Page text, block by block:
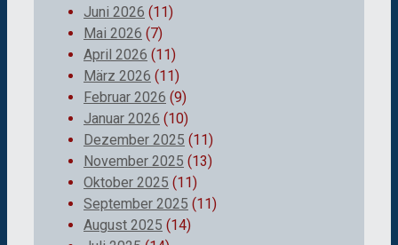
Juni 2026 (11)
Mai 2026 (7)
April 2026 (11)
März 2026 (11)
Februar 2026 (9)
Januar 2026 (10)
Dezember 2025 (11)
November 2025 (13)
Oktober 2025 (11)
September 2025 (11)
August 2025 (14)